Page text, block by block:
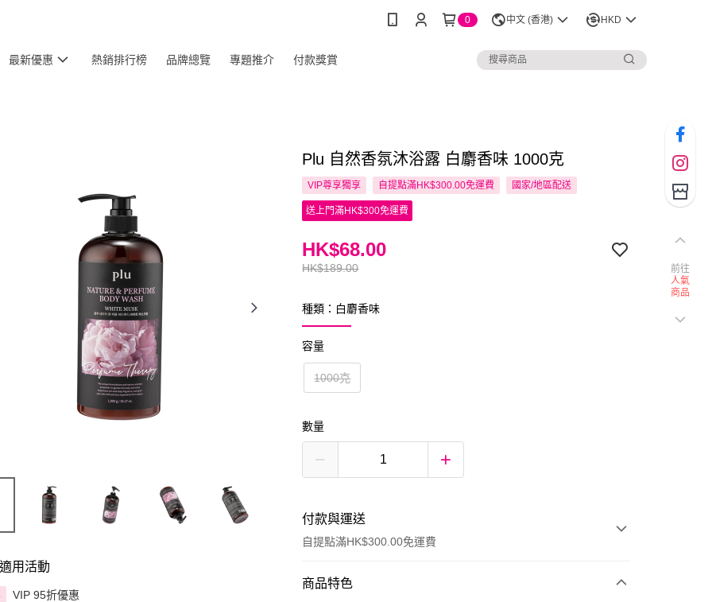
0 中文 (香港) HKD
最新優惠 熱銷排行榜 品牌總覽 專題推介 付款獎賞
用活動
VIP 95折優惠
Plu 自然香氛沐浴露 白麝香味 1000克
VIP尊享獨享 自提點滿HK$300.00免運費 國家/地區配送
送上門滿HK$300免運費
HK$189.00
HK$68.00
種類：白麝香味
容量
1000克
數量
付款與運送
自提點滿HK$300.00免運費
付款方式
商品特色
前往
人氣
商品